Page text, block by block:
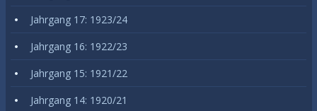
Jahrgang 17: 1923/24
Jahrgang 16: 1922/23
Jahrgang 15: 1921/22
Jahrgang 14: 1920/21